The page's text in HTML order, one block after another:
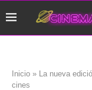
Inicio » La nueva
cines